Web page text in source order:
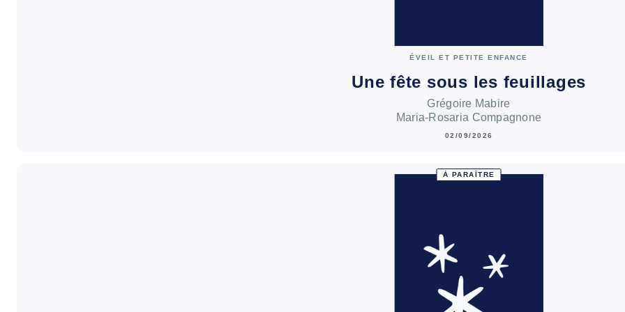
ÉVEIL ET PETITE ENFANCE
Une fête sous les feuillages
Grégoire Mabire
Maria-Rosaria Compagnone
02/09/2026
À PARAÎTRE